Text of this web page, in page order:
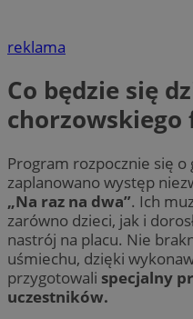
reklama
Co będzie się
chorzowskiego
Program rozpocznie się
zaplanowano występ
„Na raz na dwa”. Ich
zarówno dzieci, jak i
nastrój na placu. Nie
uśmiechu, dzięki
przygotowali specjalny
uczestników.